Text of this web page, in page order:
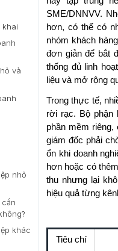
khai
và
nhỏ
khác
SME/DNNVV.
hơn, có thể có
nhóm khách
đơn giản để bắt
thống đủ linh
liệu và mở rộng
Trong thực tế,
rời rạc. Bộ phận
phần mềm
giám đốc phải
ổn khi doanh
hơn hoặc có
thu nhưng lại
hiệu quả từng
Tiêu chí